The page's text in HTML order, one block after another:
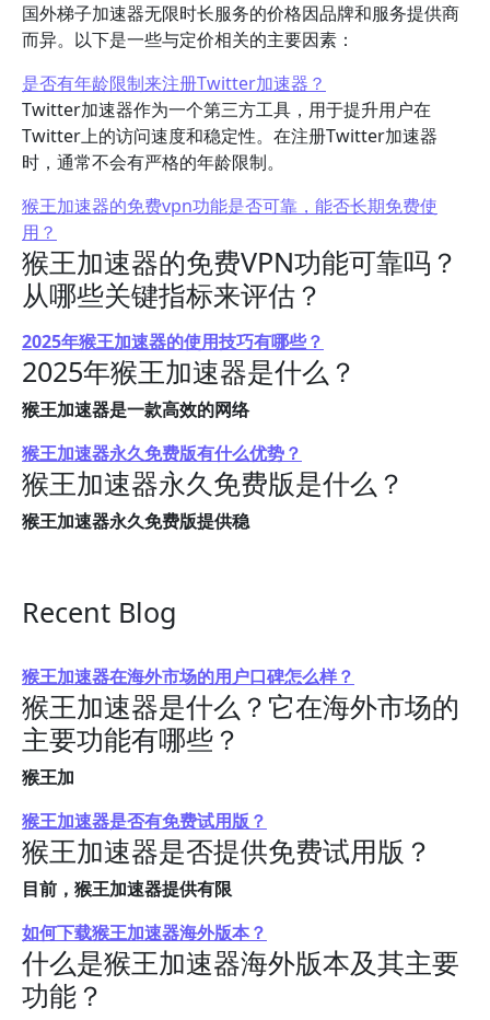
国外梯子加速器无限时长服务的价格因品牌和服务提供商
而异。以下是一些与定价相关的主要因素：
是否有年龄限制来注册Twitter加速器？
Twitter加速器作为一个第三方工具，用于提升用户在
Twitter上的访问速度和稳定性。在注册Twitter加速器
时，通常不会有严格的年龄限制。
猴王加速器的免费vpn功能是否可靠，能否长期免费使
用？
猴王加速器的免费VPN功能可靠吗？
从哪些关键指标来评估？
2025年猴王加速器的使用技巧有哪些？
2025年猴王加速器是什么？
猴王加速器是一款高效的网络
猴王加速器永久免费版有什么优势？
猴王加速器永久免费版是什么？
猴王加速器永久免费版提供稳
Recent Blog
猴王加速器在海外市场的用户口碑怎么样？
猴王加速器是什么？它在海外市场的
主要功能有哪些？
猴王加
猴王加速器是否有免费试用版？
猴王加速器是否提供免费试用版？
目前，猴王加速器提供有限
如何下载猴王加速器海外版本？
什么是猴王加速器海外版本及其主要
功能？